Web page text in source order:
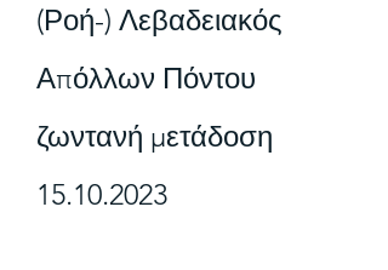
(Ροή-) Λεβαδειακός
Απόλλων Πόντου
ζωντανή μετάδοση
15.10.2023